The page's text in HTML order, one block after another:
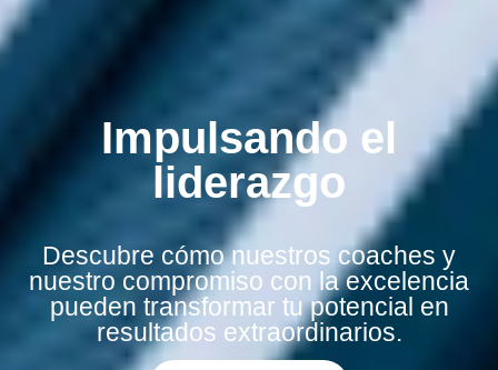
Impulsando el
liderazgo
Descubre cómo nuestros coaches y
nuestro compromiso con la excelencia
pueden transformar tu potencial en
resultados extraordinarios.